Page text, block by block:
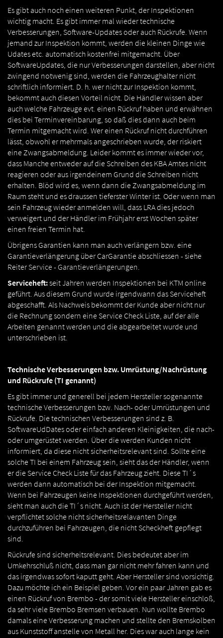
Es gibt auch noch einen weiteren Punkt, der Inspektionen
wichtig macht. Es gibt immer mal wieder technische
Verbesserungen, Software-Updates oder auch Rückrufe. Wenn
jemand zur Inspektion kommt, werden die kleinen Dinge wie
Udates etc. automatisch kostenfrei mitgemacht. Über
SoftwareUpdates, die nur Verbesserungen darstellen, aber nicht
zwingend notwenig sind, werden die Fahrzeughalter nicht
schriftlich informiert. D. h. wer nicht zur Inspektion kommt,
bekommt auch diesen Vorteil nicht. Die Händler wissen aber
auch welche Fahrzeuge evt. einen Rückruf haben und erwähnen
dies bei Terminvereinbarung, so daß dies dann auch beim
Termin mitgemacht wird. Wer einen Rückruf nicht durchführen
lässt, obwohl er mehrmals angeschrieben wurde, der riskiert
eine Zwangsabmeldung. Leider kommt es immer wieder vor,
dass Manche entweder auf die Schreiben des KBA Amtes nicht
reagieren oder aus irgendeinem Grund die Schreiben nicht
erhalten. Blöd wird es, wenn dann die Zwangsabmeldung im
Raum steht und es draussen tieferster Winter ist. Oder wenn man
sein Fahrzeug wieder anmelden will, dass LRA dies jedoch
verweigert und der Händler im Frühjahr erst Wochen später
einen freien Termin hat.
Übrigens Garantien kann man auch verlängern bzw. eine
Garantieverlängerung über CarGarantie abschliessen - siehe
Reiter Service - Garantieverlängerungen.
Serviceheft:seit Jahren werden Inspektionen bei KTM online
geführt. Aus diesem Grund wurde irgendwann das Serviceheft
abgeschafft. Als Nachweis bekommt der Kunde aber nicht nur
die Rechnung sondern eine Service Check Liste, auf der alle
Arbeiten genannt werden und die abgearbeitet wurde und
unterschrieben ist.
Technische Verbesserungen bzw. Umrüstung/Nachrüstung
und Rückrufe (TI genannt)
Es gibt immer und generell bei jedem Hersteller sogenannte
technische Verbesserungen bzw. Nach- oder Umrüstungen und
Rückrufe. Die technischen Verbesserungen sind z. B.
SoftwareUdDates oder einfach anderen Kleinigkeiten, die nach-
oder umgerüstet werden. Über die werden Kunden nicht
informiert, da diese nicht sicherheitsrelevant sind. Sollte eine
solche TI bei einem Fahrzeug sein, sieht das der Händler, wenn
er die Service Check Liste für das Fahrzeug zieht. Diese TI´s
werden dann automatisch bei der Inspektion mitgemacht.
Wenn bei Fahrzeugen keine Inspektionen durchgeführt werden,
sieht man auch die TI´s nicht. Auch ist der Hersteller nicht
verpflichtet solche nicht sicherheitsrelavanten Dinge
durchzuführen bei Fahrzeugen, die nicht Scheckheft gepflegt
sind.
Rückrufe sind sicherheitsrelevant. Dies bedeutet aber im
Umkehrschluß nicht, dass man gar nicht mehr fahren kann und
das irgendwas sofort kaputt geht. Aber Hersteller sind vorsichtig.
Dazu möchte ich ein Beispiel geben. Vor ein paar Jahren gab es
einen Rückruf von Brembo - der somit viele Hersteller einschloß,
da sehr viele Brembo Bremsen verbauen. Nun wollte Brembo
damals eine Verbesserung machen und stellte den Bremskolben
aus Kunststoff anstelle von Metall her. Dies war auch lange kein